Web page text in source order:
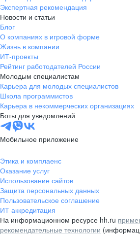
Экспертная рекомендация
Новости и статьи
Блог
О компаниях в игровой форме
Жизнь в компании
ИТ-проекты
Рейтинг работодателей России
Молодым специалистам
Карьера для молодых специалистов
Школа программистов
Карьера в некоммерческих организациях
Боты для уведомлений
Мобильное приложение
Этика и комплаенс
Оказание услуг
Использование сайтов
Защита персональных данных
Пользовательское соглашение
ИТ аккредитация
На информационном ресурсе hh.ru
рекомендательные технологии